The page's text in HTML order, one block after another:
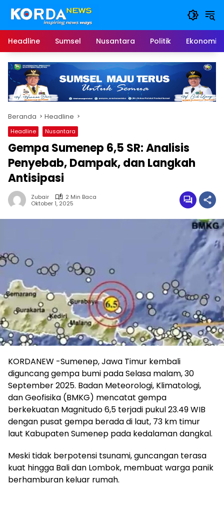
Headline
Sumsel Nusantara Politik Ekonomi
Beranda Headline
Headline Nusantara
Gempa Sumenep 6,5 SR: Analisis
Penyebab, Dampak, dan Langkah
Antisipasi
Zubair
2 Min Baca
Oktober 1, 2025
KORDANEW -Sumenep, Jawa Timur kembali
diguncang gempa bumi pada Selasa malam, 30
September 2025. Badan Meteorologi, Klimatologi,
dan Geofisika (BMKG) mencatat gempa
berkekuatan Magnitudo 6,5 terjadi pukul 23.49 WIB
dengan pusat gempa berada di laut, 73 km timur
laut Kabupaten Sumenep pada kedalaman dangkal.
Meski tidak berpotensi tsunami, guncangan terasa
kuat hingga Bali dan Lombok, membuat warga panik
berhamburan keluar rumah.